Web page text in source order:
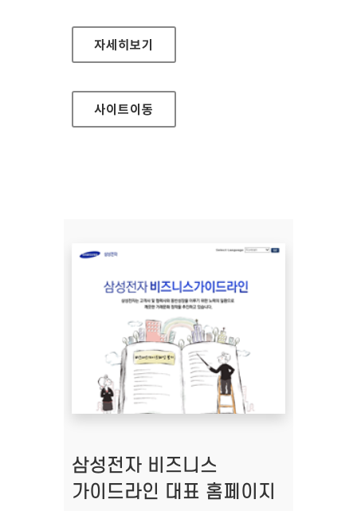
웹접근성연구소 홈페이지
자세히보기
사이트이동
삼성전자 비즈니스
가이드라인 대표 홈페이지